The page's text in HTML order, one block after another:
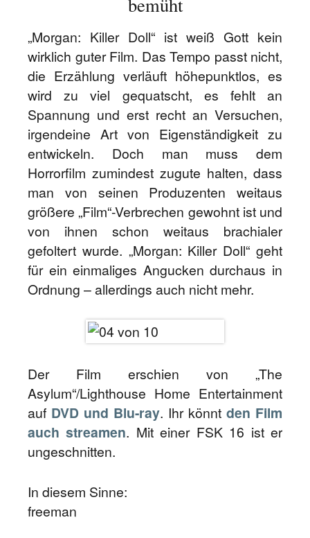
„Morgan: Killer Doll“ ist weiß Gott kein
wirklich guter Film. Das Tempo passt nicht,
die Erzählung verläuft höhepunktlos, es
wird zu viel gequatscht, es fehlt an
Spannung und erst recht an Versuchen,
irgendeine Art von Eigenständigkeit zu
entwickeln. Doch man muss dem
Horrorfilm zumindest zugute halten, dass
man von seinen Produzenten weitaus
größere „Film“-Verbrechen gewohnt ist und
von ihnen schon weitaus brachialer
gefoltert wurde. „Morgan: Killer Doll“ geht
für ein einmaliges Angucken durchaus in
Ordnung – allerdings auch nicht mehr.
Der Film erschien von „The
Asylum“/Lighthouse Home Entertainment
auf DVD und Blu-ray. Ihr könnt den Film
auch streamen. Mit einer FSK 16 ist er
ungeschnitten.
In diesem Sinne:
freeman